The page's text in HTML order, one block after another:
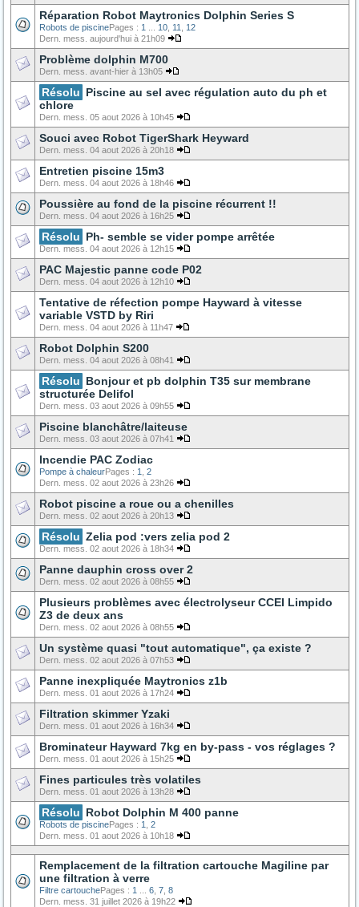
Réparation Robot Maytronics Dolphin Series S
Robots de piscinePages : 1 10 11
12
Dern. mess. aujourd'hui à 21h09
Problème dolphin M700
Dern. mess. avant-hier à 13h05
Résolu Piscine au sel avec régulation auto du ph et
chlore
Dern. mess. 05 aout 2026 à 10h45
Souci avec Robot TigerShark Heyward
Dern. mess. 04 aout 2026 à 20h18
Entretien piscine 15m3
Dern. mess. 04 aout 2026 à 18h46
Poussière au fond de la piscine récurrent !!
Dern. mess. 04 aout 2026 à 16h25
Résolu Ph- semble se vider pompe arrêtée
Dern. mess. 04 aout 2026 à 12h15
PAC Majestic panne code P02
Dern. mess. 04 aout 2026 à 12h10
Tentative de réfection pompe Hayward à vitesse
variable VSTD by Riri
Dern. mess. 04 aout 2026 à 11h47
Robot Dolphin S200
Dern. mess. 04 aout 2026 à 08h41
Résolu Bonjour et pb dolphin T35 sur membrane
structurée Delifol
Dern. mess. 03 aout 2026 à 09h55
Piscine blanchâtre/laiteuse
Dern. mess. 03 aout 2026 à 07h41
Incendie PAC Zodiac
Pompe à chaleurPages : 1
2
Dern. mess. 02 aout 2026 à 23h26
Robot piscine a roue ou a chenilles
Dern. mess. 02 aout 2026 à 20h13
Résolu Zelia pod :vers zelia pod 2
Dern. mess. 02 aout 2026 à 18h34
Panne dauphin cross over 2
Dern. mess. 02 aout 2026 à 08h55
Plusieurs problèmes avec électrolyseur CCEI Limpido
Z3 de deux ans
Dern. mess. 02 aout 2026 à 08h55
Un système quasi "tout automatique", ça existe ?
Dern. mess. 02 aout 2026 à 07h53
Panne inexpliquée Maytronics z1b
Dern. mess. 01 aout 2026 à 17h24
Filtration skimmer Yzaki
Dern. mess. 01 aout 2026 à 16h34
Brominateur Hayward 7kg en by-pass - vos réglages ?
Dern. mess. 01 aout 2026 à 15h25
Fines particules très volatiles
Dern. mess. 01 aout 2026 à 13h28
Résolu Robot Dolphin M 400 panne
Robots de piscinePages : 1
2
Dern. mess. 01 aout 2026 à 10h18
Remplacement de la filtration cartouche Magiline par
une filtration à verre
Filtre cartouchePages : 1 6 7 8
Dern. mess. 31 juillet 2026 à 19h22